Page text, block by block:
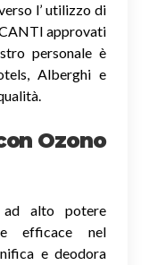
l’ utilizzo di
approvati
personale è
Alberghi e
Ozono
alto potere
efficace nel
e deodora